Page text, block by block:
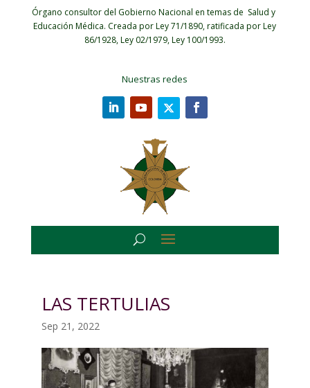
Órgano consultor del Gobierno Nacional en temas de Salud y
Educación Médica. Creada por Ley 71/1890, ratificada por Ley
86/1928, Ley 02/1979, Ley 100/1993.
Nuestras redes
LAS TERTULIAS
Sep 21, 2022